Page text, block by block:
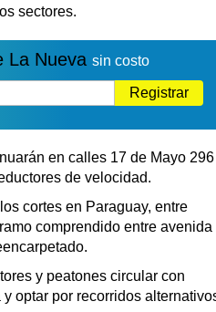
sectores.
La Nueva sin costo
Registrar
en calles 17 de Mayo
de velocidad.
cortes en Paraguay, entre
comprendido entre avenida
y peatones circular con
optar por recorridos